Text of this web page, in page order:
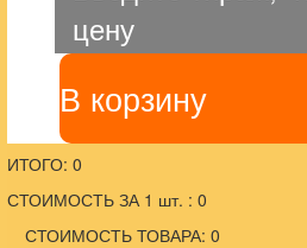
цену
В корзину
ИТОГО: 0
СТОИМОСТЬ ЗА 1 шт. : 0
СТОИМОСТЬ ТОВАРА: 0